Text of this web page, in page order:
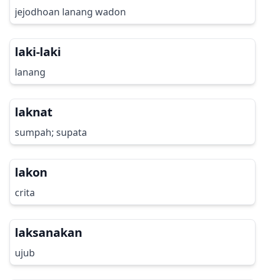
jejodhoan lanang wadon
laki-laki
lanang
laknat
sumpah; supata
lakon
crita
laksanakan
ujub